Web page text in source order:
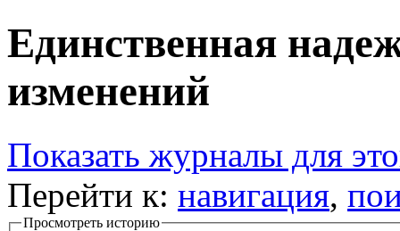
Единственная
изменений
Показать журналы для
Перейти к: навигация,
Просмотреть историю